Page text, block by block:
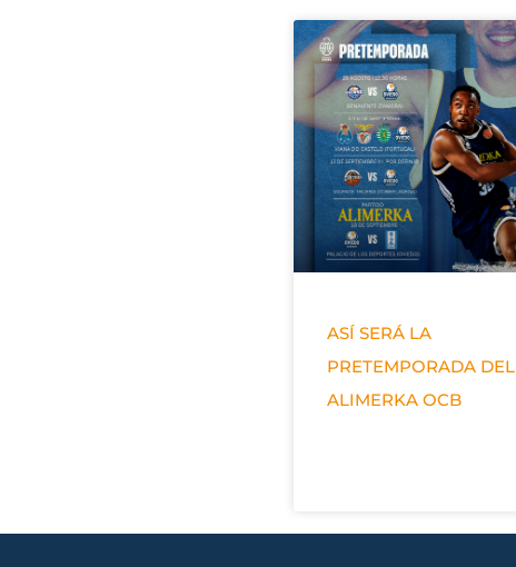
ASÍ SERÁ LA
PRETEMPORADA DEL
ALIMERKA OCB